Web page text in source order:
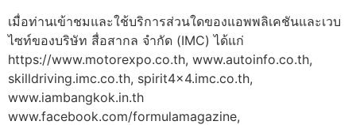
เมื่อท่านเข้าชมและใช้บริการส่วนใดของแอพพลิเคชันและเวบ
ไซท์ของบริษัท สื่อสากล จำกัด (IMC) ได้แก่
https://www.motorexpo.co.th, www.autoinfo.co.th,
skilldriving.imc.co.th, spirit4x4.imc.co.th,
www.iambangkok.in.th
www.facebook.com/formulamagazine,